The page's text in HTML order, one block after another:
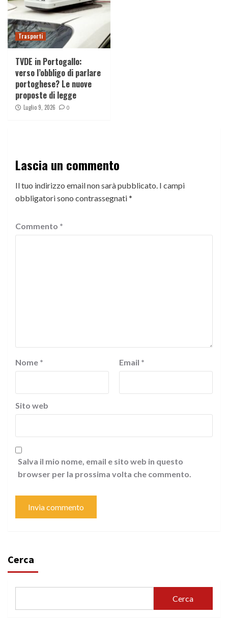
Trasporti
TVDE in Portogallo:
verso l’obbligo di parlare
portoghese? Le nuove
proposte di legge
Luglio 9, 2026 0
Lascia un commento
Il tuo indirizzo email non sarà pubblicato. I campi
obbligatori sono contrassegnati*
Commento *
Nome * Email *
Sito web
Salva il mio nome, email e sito web in questo
browser per la prossima volta che commento.
Cerca
Cerca